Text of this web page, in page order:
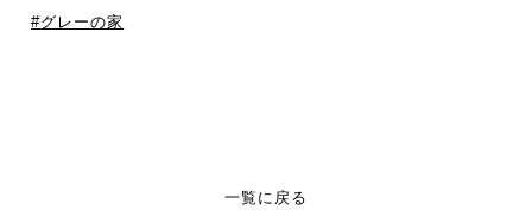
グレーの家
一覧に戻る